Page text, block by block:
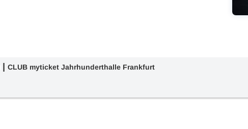
|CLUB myticket Jahrhunderthalle Frankfurt